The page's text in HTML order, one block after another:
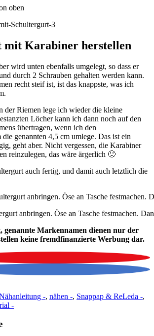
oben
mit Karabiner herstellen
wird unten ebenfalls umgelegt, so dass er
durch 2 Schrauben gehalten werden kann.
recht steif ist, ist das knappste, was ich
der Riemen lege ich wieder die kleine
Löcher kann ich dann noch auf den
übertragen, wenn ich den
die genannten 4,5 cm umlege. Das ist ein
geht aber. Nicht vergessen, die Karabiner
reinzulegen, das wäre ärgerlich 🙂
auch fertig, und damit auch letztlich die
anbringen. Öse an Tasche festmachen.
genannte Markennamen dienen nur der
keine fremdfinanzierte Werbung dar.
-, nähen -, Snappap & ReLeda -,
-